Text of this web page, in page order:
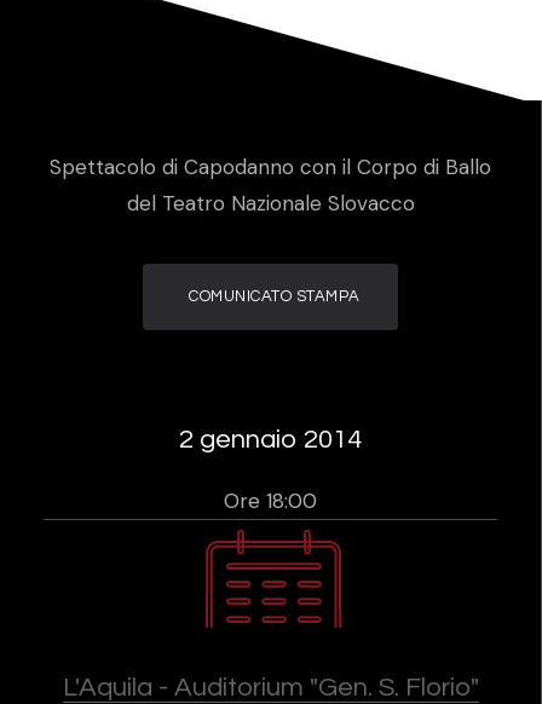
Spettacolo di Capodanno con il Corpo di Ballo
del Teatro Nazionale Slovacco
COMUNICATO STAMPA
2 gennaio 2014
Ore 18:00
L'Aquila - Auditorium "Gen. S. Florio"